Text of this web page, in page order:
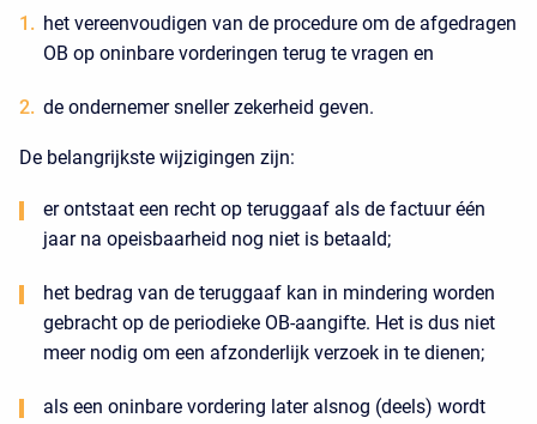
het vereenvoudigen van de procedure om de afgedragen
OB op oninbare vorderingen terug te vragen en
de ondernemer sneller zekerheid geven.
De belangrijkste wijzigingen zijn:
er ontstaat een recht op teruggaaf als de factuur één
jaar na opeisbaarheid nog niet is betaald;
het bedrag van de teruggaaf kan in mindering worden
gebracht op de periodieke OB-aangifte. Het is dus niet
meer nodig om een afzonderlijk verzoek in te dienen;
als een oninbare vordering later alsnog (deels) wordt